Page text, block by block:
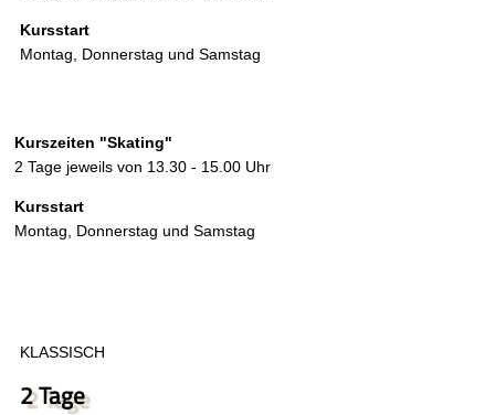
Kursstart
Montag, Donnerstag und Samstag
Kurszeiten "Skating"
2 Tage jeweils von 13.30 - 15.00 Uhr
Kursstart
Montag, Donnerstag und Samstag
KLASSISCH
2 Tage